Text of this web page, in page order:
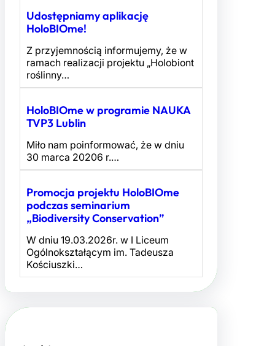
Udostępniamy aplikację
HoloBIOme!
Z przyjemnością informujemy, że w
ramach realizacji projektu „Holobiont
roślinny…
HoloBIOme w programie NAUKA
TVP3 Lublin
Miło nam poinformować, że w dniu
30 marca 20206 r.…
Promocja projektu HoloBIOme
podczas seminarium
„Biodiversity Conservation”
W dniu 19.03.2026r. w I Liceum
Ogólnokształącym im. Tadeusza
Kościuszki…